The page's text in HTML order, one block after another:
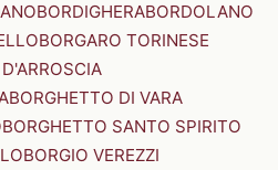
BORDIGHERABORDOLANO
BORGARO TORINESE
BORGHETTO DI VARA
BORGHETTO SANTO SPIRITO
BORGIO VEREZZI